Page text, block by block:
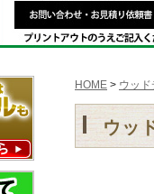
HOME > ウッ
ウッ